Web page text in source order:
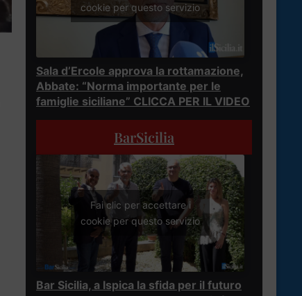
cookie per questo servizio
Sala d’Ercole approva la rottamazione,
Abbate: “Norma importante per le
famiglie siciliane” CLICCA PER IL VIDEO
BarSicilia
Fai clic per accettare i
cookie per questo servizio
Bar Sicilia, a Ispica la sfida per il futuro